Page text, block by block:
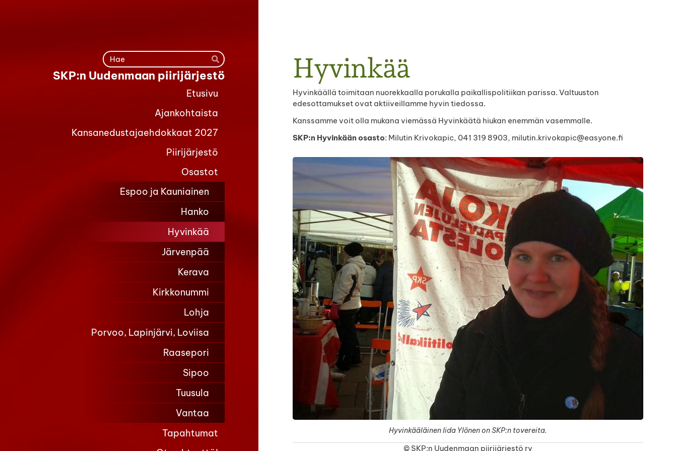
Haku
Hae
SKP:n Uudenmaan piirijärjestö
Etusivu
Ajankohtaista
Kansanedustajaehdokkaat 2027
Piirijärjestö
Osastot
Espoo ja Kauniainen
Hanko
Hyvinkää
Järvenpää
Kerava
Kirkkonummi
Lohja
Porvoo, Lapinjärvi, Loviisa
Raasepori
Sipoo
Tuusula
Vantaa
Tapahtumat
Hyvinkää
Hyvinkäällä toimitaan nuorekkaalla porukalla paikallispolitiikan parissa. Valtuuston
edesottamukset ovat aktiiveillamme hyvin tiedossa.
Kanssamme voit olla mukana viemässä Hyvinkäätä hiukan enemmän vasemmalle.
SKP:n Hyvinkään osasto: Milutin Krivokapic, 041 319 8903, milutin.krivokapic@easyone.fi
Hyvinkääläinen Iida Ylönen on SKP:n tovereita.
© SKP:n Uudenmaan piirijärjestö ry